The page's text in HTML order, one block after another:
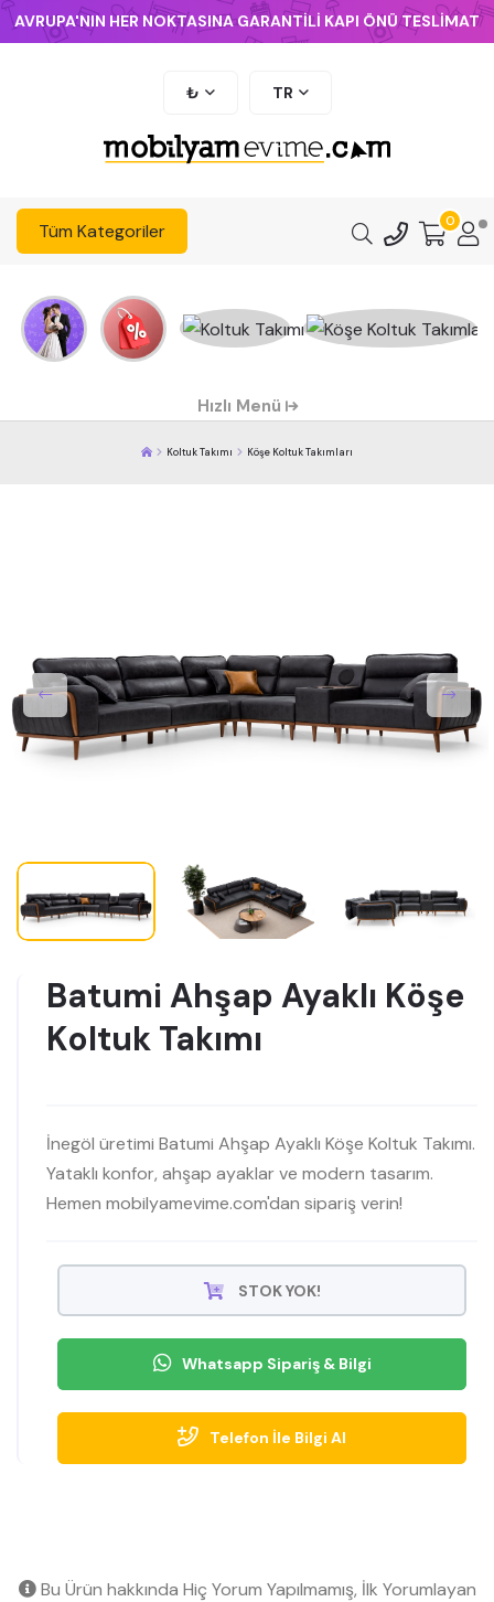
AVRUPA'NIN HER NOKTASINA GARANTİLİ KAPI ÖNÜ TESLİMAT
₺ TR
Tüm Kategoriler 0
Hızlı Menü
Koltuk Takımı Köşe Koltuk Takımları
Batumi Ahşap Ayaklı Köşe
Koltuk Takımı
İnegöl üretimi Batumi Ahşap Ayaklı Köşe Koltuk Takımı.
Yataklı konfor, ahşap ayaklar ve modern tasarım.
Hemen mobilyamevime.com'dan sipariş verin!
STOK YOK!
Whatsapp Sipariş & Bilgi
Telefon İle Bilgi Al
Bu Ürün hakkında Hiç Yorum Yapılmamış, İlk Yorumlayan